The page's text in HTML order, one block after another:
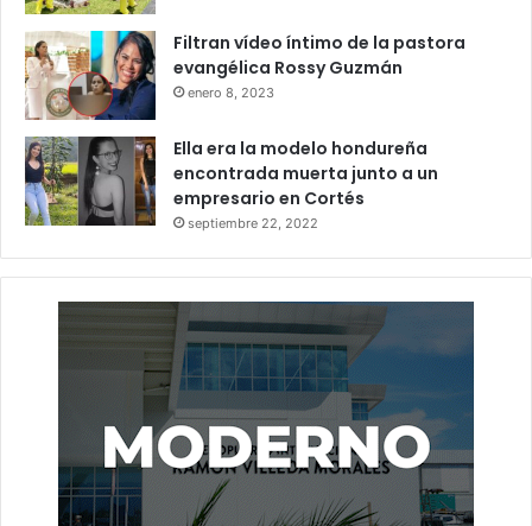
Filtran vídeo íntimo de la pastora
evangélica Rossy Guzmán
enero 8, 2023
Ella era la modelo hondureña
encontrada muerta junto a un
empresario en Cortés
septiembre 22, 2022